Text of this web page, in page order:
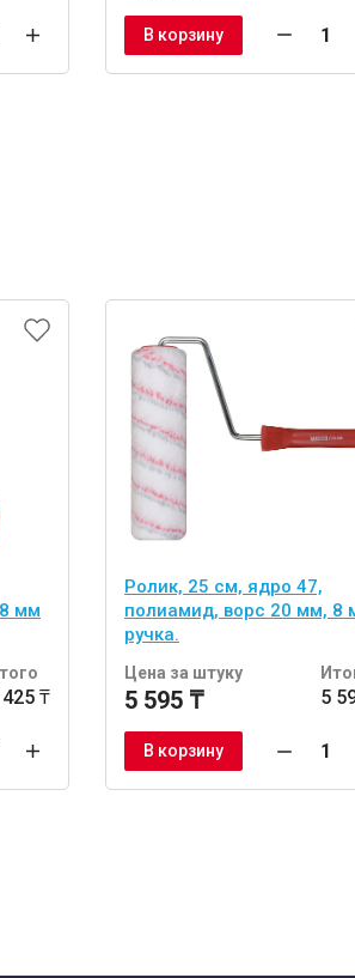
В корзину
мм
₸
Ролик, 25 см, ядро 47,
полиамид, ворс 20 мм, 8
ручка.
Цена за штуку
5 595 ₸ 5
В корзину